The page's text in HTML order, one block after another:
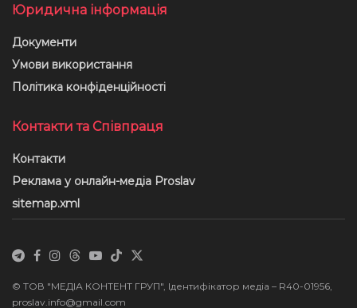
Юридична інформація
Документи
Умови використання
Політика конфіденційності
Контакти та Співпраця
Контакти
Реклама у онлайн-медіа Proslav
sitemap.xml
© ТОВ "МЕДІА КОНТЕНТ ГРУП", Ідентифікатор медіа – R40-01956,
proslav.info@gmail.com